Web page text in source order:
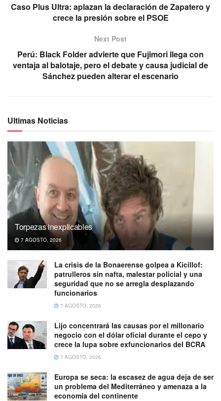
Caso Plus Ultra: aplazan la declaración de Zapatero y
crece la presión sobre el PSOE
Next Post
Perú: Black Folder advierte que Fujimori llega con
ventaja al balotaje, pero el debate y causa judicial de
Sánchez pueden alterar el escenario
Ultimas Noticias
Torpezas inexplicables
7 AGOSTO, 2026
La crisis de la Bonaerense golpea a Kicillof:
patrulleros sin nafta, malestar policial y una
seguridad que no se arregla desplazando
funcionarios
7 AGOSTO, 2026
Lijo concentrará las causas por el millonario
negocio con el dólar oficial durante el cepo y
crece la lupa sobre exfuncionarios del BCRA
7 AGOSTO, 2026
Europa se seca: la escasez de agua deja de ser
un problema del Mediterráneo y amenaza a la
economía del continente